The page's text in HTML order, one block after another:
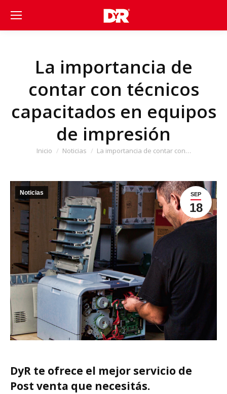
La importancia de
contar con técnicos
capacitados en equipos
de impresión
Estás aquí:
Inicio Noticias La importancia de contar con…
SEP
18
Noticias
DyR te ofrece el mejor servicio de
Post venta que necesitás.